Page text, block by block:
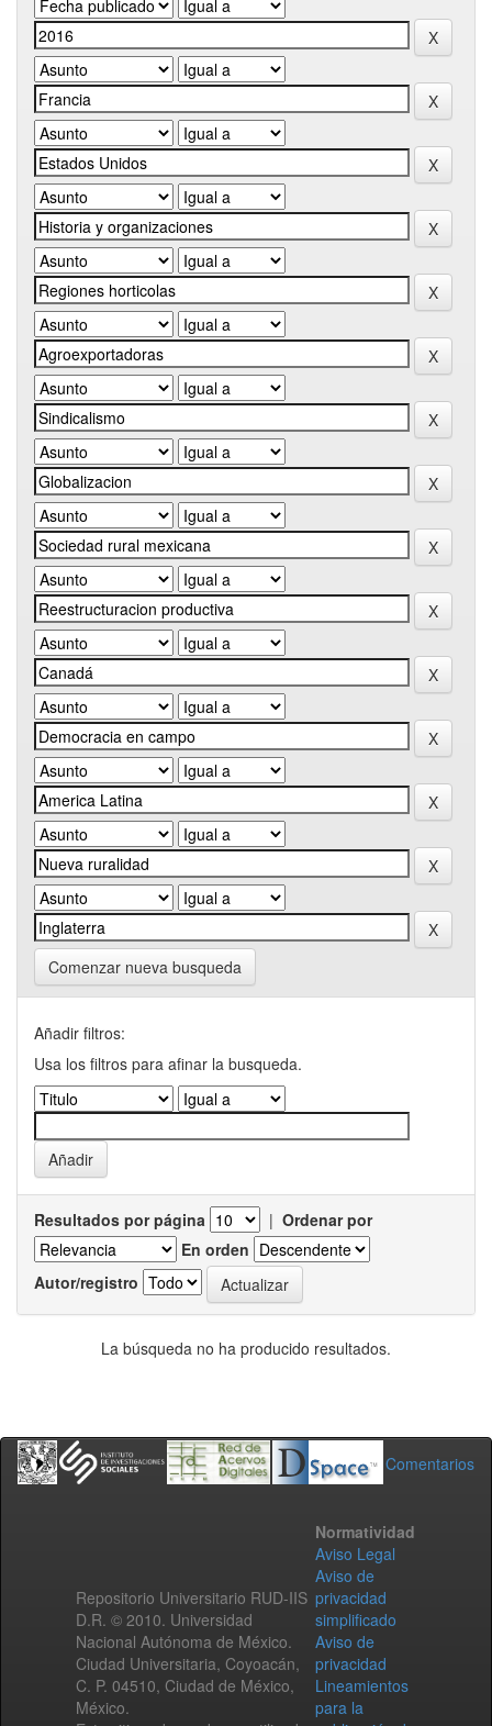
Comenzar nueva busqueda
Añadir filtros:
Usa los filtros para afinar la busqueda.
Resultados por página | Ordenar por
En orden
Autor/registro
La búsqueda no ha producido resultados.
Comentarios
Repositorio Universitario RUD-IIS
D.R. © 2010. Universidad
Nacional Autónoma de México.
Ciudad Universitaria, Coyoacán,
C. P. 04510, Ciudad de México,
México.
Normatividad
Aviso Legal
Aviso de
privacidad
simplificado
Aviso de
privacidad
Lineamientos
para la